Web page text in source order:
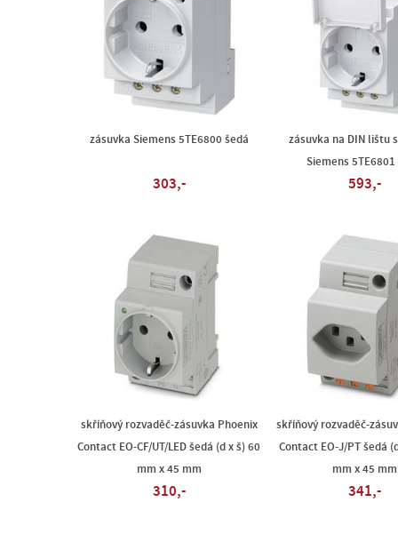
zásuvka Siemens 5TE6800 šedá
303,-
zásuvka na DIN lištu
Siemens 5TE6801
593,-
skříňový rozvaděč-zásuvka Phoenix
Contact EO-CF/UT/LED šedá (d x š) 60
mm x 45 mm
310,-
skříňový rozvaděč-
Contact EO-J/PT šedá
mm x 45 mm
341,-